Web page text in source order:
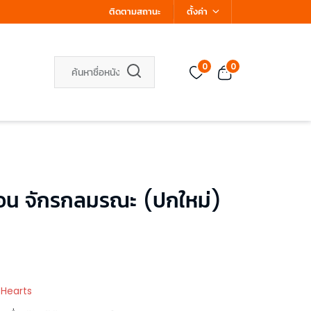
ติดตามสถานะ ตั้งค่า
0 0
น จักรกลมรณะ (ปกใหม่)
Hearts